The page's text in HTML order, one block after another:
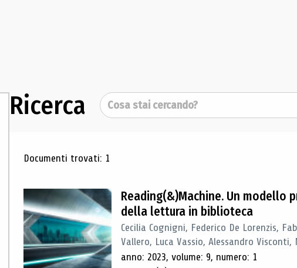
Ricerca Cerca
Risultati di ricerca
Documenti trovati: 1
Reading(&)Machine. Un modello
della lettura in biblioteca
Cecilia Cognigni, Federico De Lorenzis,
Vallero, Luca Vassio, Alessandro Visconti,
anno: 2023, volume: 9, numero: 1